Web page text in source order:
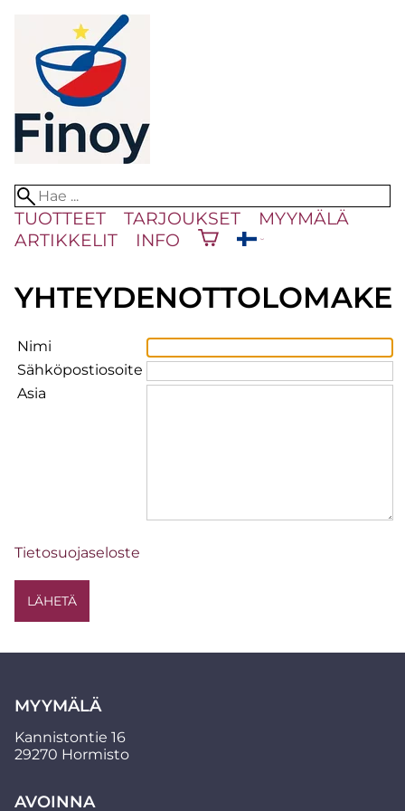
TUOTTEET TARJOUKSET
MYYMÄLÄ
ARTIKKELIT
INFO
YHTEYDENOTTOLOMAKE
Nimi
Sähköpostiosoite
Asia
Tietosuojaseloste
MYYMÄLÄ
Kannistontie 16
29270 Hormisto
AVOINNA